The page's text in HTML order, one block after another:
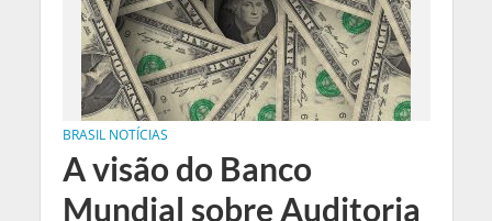
BRASIL NOTÍCIAS
A visão do Banco
Mundial sobre Auditoria